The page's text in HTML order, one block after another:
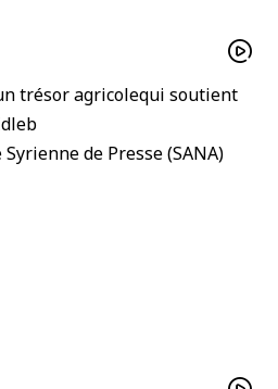
trésor agricolequi soutient